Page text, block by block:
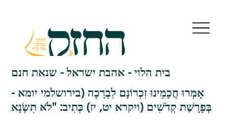
בית הלוי - אהבת ישראל - שנאת חנם
אָמְרוּ חֲכָמֵינוּ זִכְרוֹנָם לִבְרָכָה (בירושלמי יומא -
בְּפָרָשַׁת קְדֹשִׁים (ויקרא יט, יז) כְּתִיב: "לֹא תִשְׂנָא